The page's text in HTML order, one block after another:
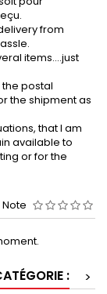
from
items....just
postal
the shipment as
that I am
available to
or for the
Note
:
>